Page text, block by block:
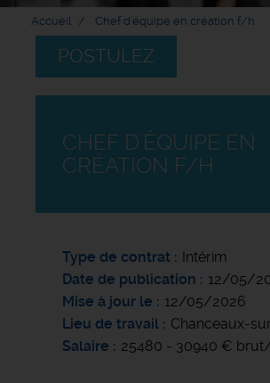
Accueil Chef d'équipe en création f/h
POSTULEZ
CHEF D'ÉQUIPE EN
CRÉATION F/H
Type de contrat
Intérim
Date de publication
12/05/
Mise à jour le
12/05/2026
Lieu de travail
Chanceaux-
Salaire
25480 - 30940 €